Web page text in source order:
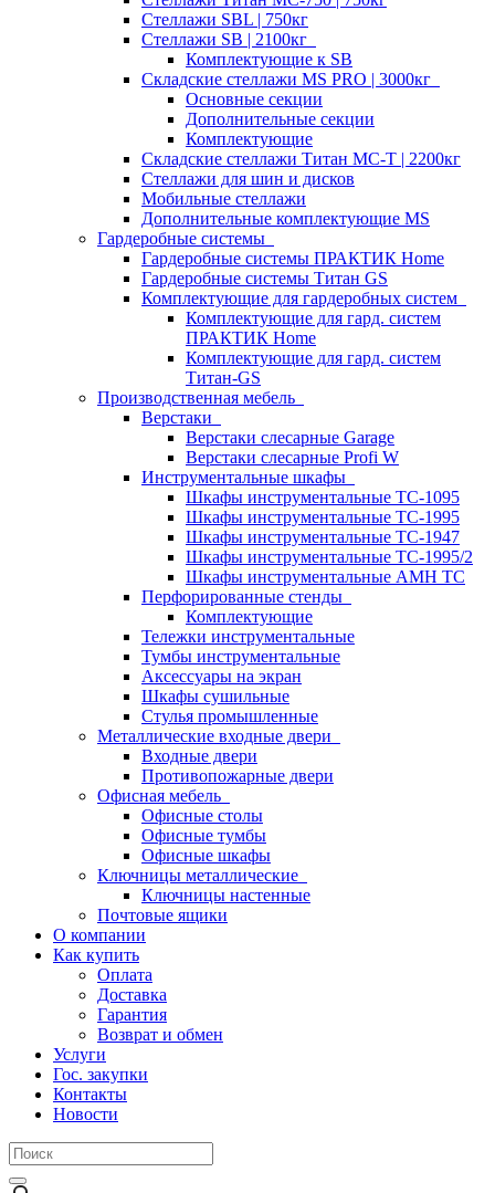
Стеллажи SBL | 750кг
Стеллажи SB | 2100кг
Комплектующие к SB
Складские стеллажи MS PRO | 3000кг
Основные секции
Дополнительные секции
Комплектующие
Складские стеллажи Титан МС-Т | 2200кг
Стеллажи для шин и дисков
Мобильные стеллажи
Дополнительные комплектующие MS
Гардеробные системы
Гардеробные системы ПРАКТИК Home
Гардеробные системы Титан GS
Комплектующие для гардеробных систем
Комплектующие для гард. систем
ПРАКТИК Home
Комплектующие для гард. систем
Титан-GS
Производственная мебель
Верстаки
Верстаки слесарные Garage
Верстаки слесарные Profi W
Инструментальные шкафы
Шкафы инструментальные TC-1095
Шкафы инструментальные TC-1995
Шкафы инструментальные TC-1947
Шкафы инструментальные TC-1995/2
Шкафы инструментальные AMH TC
Перфорированные стенды
Комплектующие
Тележки инструментальные
Тумбы инструментальные
Аксессуары на экран
Шкафы сушильные
Стулья промышленные
Металлические входные двери
Входные двери
Противопожарные двери
Офисная мебель
Офисные столы
Офисные тумбы
Офисные шкафы
Ключницы металлические
Ключницы настенные
Почтовые ящики
О компании
Как купить
Оплата
Доставка
Гарантия
Возврат и обмен
Услуги
Гос. закупки
Контакты
Новости